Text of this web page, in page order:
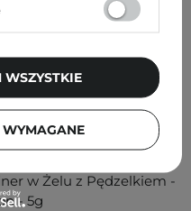
w Żelu z Pędzelkiem -
- 5g